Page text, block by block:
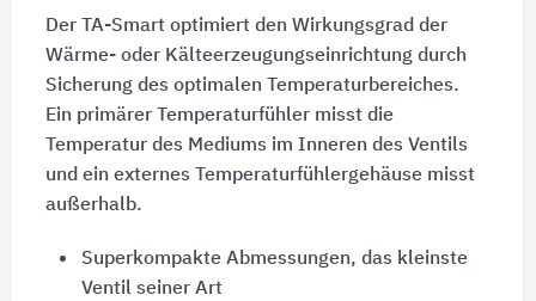
Der TA-Smart optimiert den Wirkungsgrad der
Wärme- oder Kälteerzeugungseinrichtung durch
Sicherung des optimalen Temperaturbereiches.
Ein primärer Temperaturfühler misst die
Temperatur des Mediums im Inneren des Ventils
und ein externes Temperaturfühlergehäuse misst
außerhalb.
Superkompakte Abmessungen, das kleinste
Ventil seiner Art